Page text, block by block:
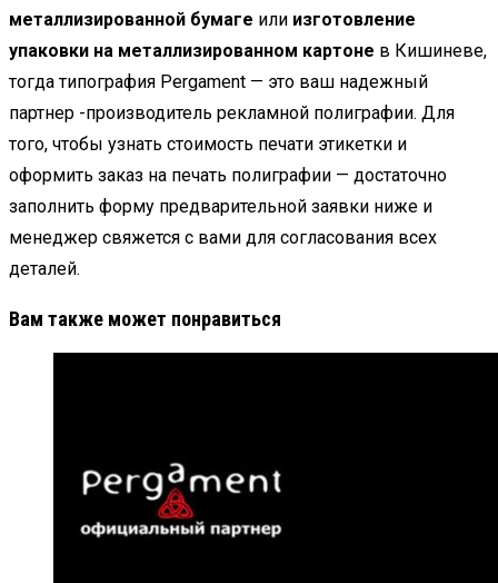
металлизированной бумаге или изготовление
упаковки на металлизированном картоне в Кишиневе,
тогда типография Pergament — это ваш надежный
партнер -производитель рекламной полиграфии. Для
того, чтобы узнать стоимость печати этикетки и
оформить заказ на печать полиграфии — достаточно
заполнить форму предварительной заявки ниже и
менеджер свяжется с вами для согласования всех
деталей.
Вам также может понравиться